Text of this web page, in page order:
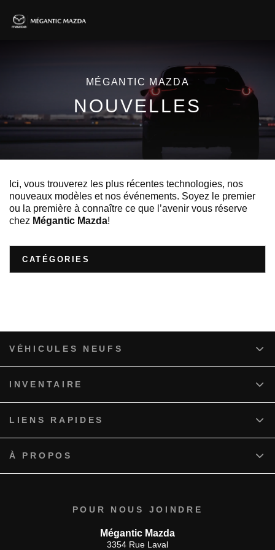
MÉGANTIC MAZDA
NOUVELLES
Ici, vous trouverez les plus récentes technologies, nos
nouveaux modèles et nos événements. Soyez le premier
ou la première à connaître ce que l’avenir vous réserve
chez Mégantic Mazda!
CATÉGORIES
POUR NOUS JOINDRE
Mégantic Mazda
3354 Rue Laval
VÉHICULES NEUFS
INVENTAIRE
LIENS RAPIDES
À PROPOS